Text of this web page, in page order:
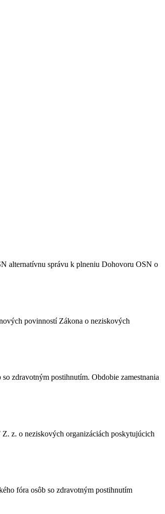
alternatívnu správu k plneniu Dohovoru OSN o
povinností Zákona o neziskových
zdravotným postihnutím. Obdobie zamestnania
z. o neziskových organizáciách poskytujúcich
fóra osôb so zdravotným postihnutím